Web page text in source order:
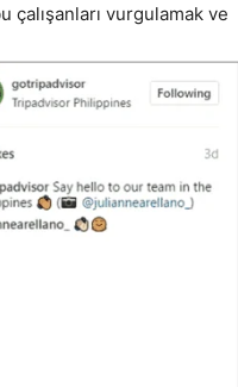
çalışanları vurgulamak ve